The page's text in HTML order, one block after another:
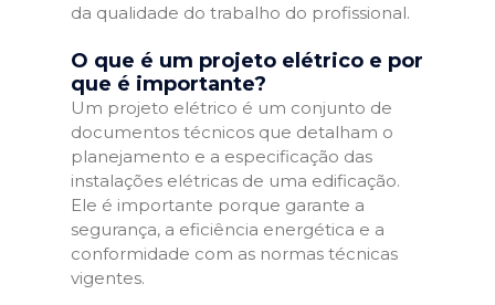
da qualidade do trabalho do profissional.
O que é um projeto elétrico e por
que é importante?
Um projeto elétrico é um conjunto de
documentos técnicos que detalham o
planejamento e a especificação das
instalações elétricas de uma edificação.
Ele é importante porque garante a
segurança, a eficiência energética e a
conformidade com as normas técnicas
vigentes.